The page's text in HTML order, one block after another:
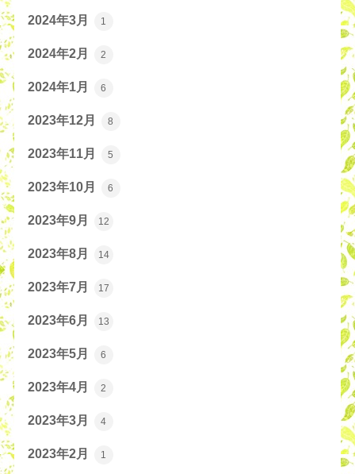
2024年3月 1
2024年2月 2
2024年1月 6
2023年12月 8
2023年11月 5
2023年10月 6
2023年9月 12
2023年8月 14
2023年7月 17
2023年6月 13
2023年5月 6
2023年4月 2
2023年3月 4
2023年2月 1